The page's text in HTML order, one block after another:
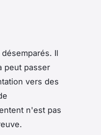
Il
peut passer
vers des
n'est pas